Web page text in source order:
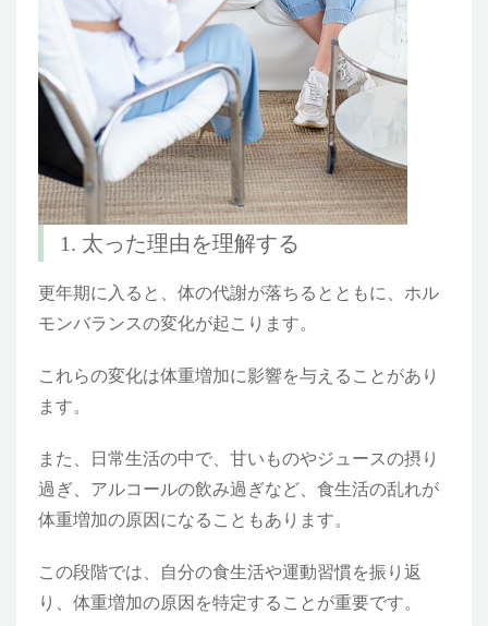
1. 太った理由を理解する
更年期に入ると、体の代謝が落ちるとともに、ホル
モンバランスの変化が起こります。
これらの変化は体重増加に影響を与えることがあり
ます。
また、日常生活の中で、甘いものやジュースの摂り
過ぎ、アルコールの飲み過ぎなど、食生活の乱れが
体重増加の原因になることもあります。
この段階では、自分の食生活や運動習慣を振り返
り、体重増加の原因を特定することが重要です。